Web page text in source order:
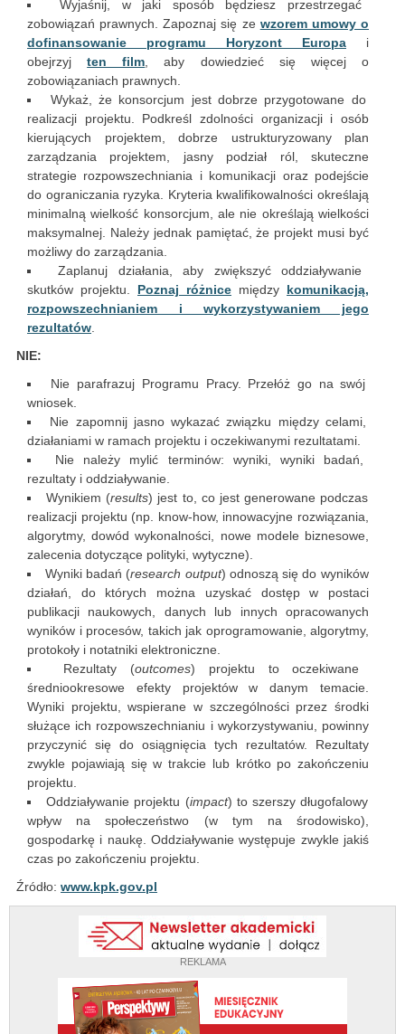
REKLAMA
Wyjaśnij, w jaki sposób będziesz przestrzegać
zobowiązań prawnych. Zapoznaj się ze wzorem umowy o
dofinansowanie programu Horyzont Europa i
obejrzyjten film, aby dowiedzieć się więcej o
zobowiązaniach prawnych.
Wykaż, że konsorcjum jest dobrze przygotowane do
realizacji projektu. Podkreśl zdolności organizacji i osób
kierujących projektem, dobrze ustrukturyzowany plan
zarządzania projektem, jasny podział ról, skuteczne
strategie rozpowszechniania i komunikacji oraz podejście
do ograniczania ryzyka. Kryteria kwalifikowalności określają
minimalną wielkość konsorcjum, ale nie określają wielkości
maksymalnej. Należy jednak pamiętać, że projekt musi być
możliwy do zarządzania.
Zaplanuj działania, aby zwiększyć oddziaływanie
skutków projektu. Poznaj różnice między komunikacją,
rozpowszechnianiem i wykorzystywaniem jego
rezultatów.
NIE:
Nie parafrazuj Programu Pracy. Przełóż go na swój
wniosek.
Nie zapomnij jasno wykazać związku między celami,
działaniami w ramach projektu i oczekiwanymi rezultatami.
Nie należy mylić terminów: wyniki, wyniki badań,
rezultaty i oddziaływanie.
Wynikiem (results) jest to, co jest generowane podczas
realizacji projektu (np. know-how, innowacyjne rozwiązania,
algorytmy, dowód wykonalności, nowe modele biznesowe,
zalecenia dotyczące polityki, wytyczne).
Wyniki badań (research output) odnoszą się do wyników
działań, do których można uzyskać dostęp w postaci
publikacji naukowych, danych lub innych opracowanych
wyników i procesów, takich jak oprogramowanie, algorytmy,
protokoły i notatniki elektroniczne.
Rezultaty (outcomes) projektu to oczekiwane
średniookresowe efekty projektów w danym temacie.
Wyniki projektu, wspierane w szczególności przez środki
służące ich rozpowszechnianiu i wykorzystywaniu, powinny
przyczynić się do osiągnięcia tych rezultatów. Rezultaty
zwykle pojawiają się w trakcie lub krótko po zakończeniu
projektu.
Oddziaływanie projektu (impact) to szerszy długofalowy
wpływ na społeczeństwo (w tym na środowisko),
gospodarkę i naukę. Oddziaływanie występuje zwykle jakiś
czas po zakończeniu projektu.
Źródło: www.kpk.gov.pl